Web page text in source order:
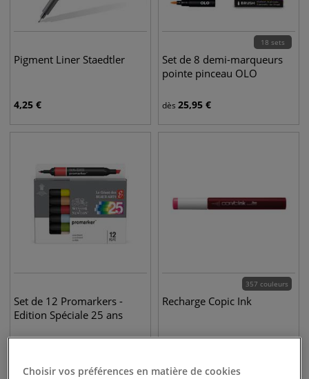
Pigment Liner Staedtler
4,25 €
18 sets
Set de 8 demi-marqueurs
pointe pinceau OLO
dès 25,95 €
Set de 12 Promarkers -
Edition Spéciale 25 ans
357 couleurs
Recharge Copic Ink
Choisir vos préférences en matière de cookies